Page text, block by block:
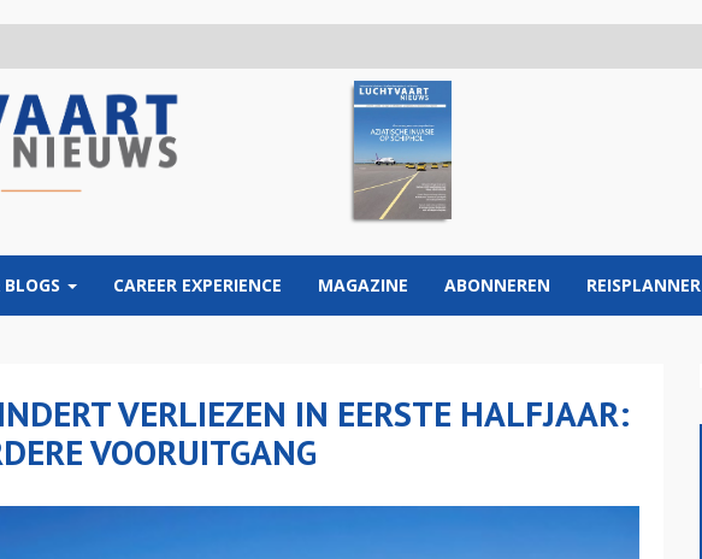
CAREER EXPERIENCE MAGAZINE ABONNEREN REISPLANNER
VERLIEZEN IN EERSTE HALFJAAR:
VOORUITGANG